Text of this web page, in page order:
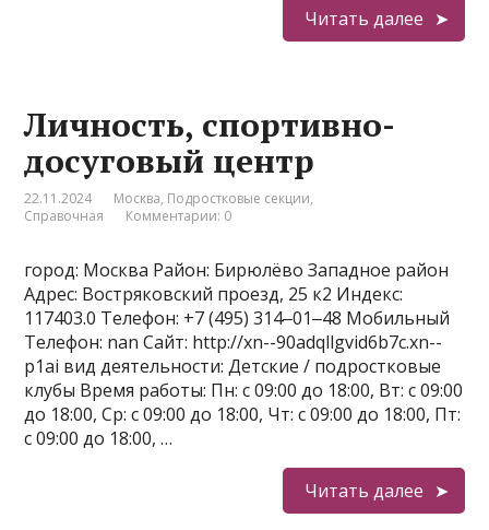
Читать далее
Личность, спортивно-
досуговый центр
22.11.2024 Москва, Подростковые секции,
Справочная
Комментарии: 0
город: Москва Район: Бирюлёво Западное район
Адрес: Востряковский проезд, 25 к2 Индекс:
117403.0 Телефон: +7 (495) 314‒01‒48 Мобильный
Телефон: nan Сайт: http://xn--90adqllgvid6b7c.xn--
p1ai вид деятельности: Детские / подростковые
клубы Время работы: Пн: с 09:00 до 18:00, Вт: с 09:00
до 18:00, Ср: с 09:00 до 18:00, Чт: с 09:00 до 18:00, Пт:
с 09:00 до 18:00, …
Читать далее